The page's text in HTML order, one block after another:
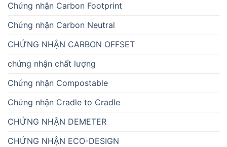
Chứng nhận Carbon Footprint
Chứng nhận Carbon Neutral
CHỨNG NHẬN CARBON OFFSET
chứng nhận chất lượng
Chứng nhận Compostable
Chứng nhận Cradle to Cradle
CHỨNG NHẬN DEMETER
CHỨNG NHẬN ECO-DESIGN